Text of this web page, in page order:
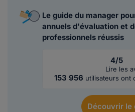
Le guide du manager
annuels d'évaluation et
professionnels réussis
4/5
Lire les
153 956 utilisateurs ont
Découvrirle